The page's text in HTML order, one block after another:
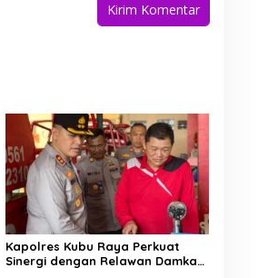
Kapolres Kubu Raya Perkuat
Sinergi dengan Relawan Damkar